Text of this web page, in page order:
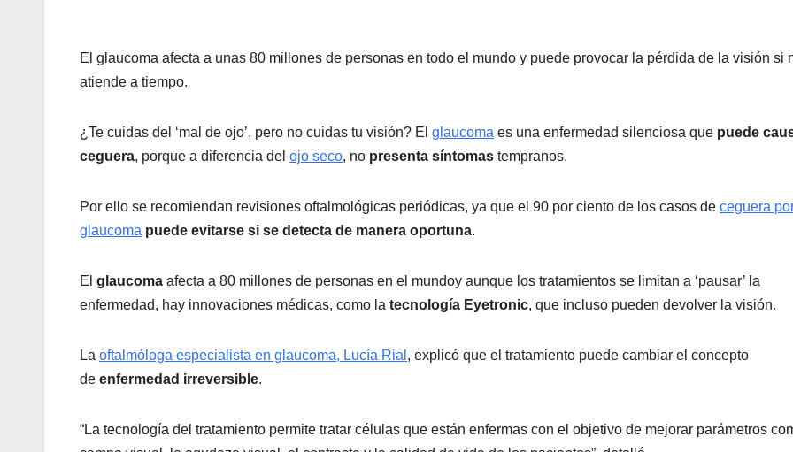
El glaucoma afecta a unas 80 millones de personas en todo el mundo y puede provocar la pérdida de la visión si
atiende a tiempo.
¿Te cuidas del ‘mal de ojo’, pero no cuidas tu visión? El glaucoma es una enfermedad silenciosa que puede
ceguera, porque a diferencia del ojo seco, no presenta síntomas tempranos.
Por ello se recomiendan revisiones oftalmológicas periódicas, ya que el 90 por ciento de los casos de ceguera
glaucoma puede evitarse si se detecta de manera oportuna.
El glaucoma afecta a 80 millones de personas en el mundoy aunque los tratamientos se limitan a ‘pausar’ la
enfermedad, hay innovaciones médicas, como la tecnología Eyetronic, que incluso pueden devolver la visión.
La oftalmóloga especialista en glaucoma, Lucía Rial , explicó que el tratamiento puede cambiar el concepto
de enfermedad irreversible.
“La tecnología del tratamiento permite tratar células que están enfermas con el objetivo de mejorar parámetros